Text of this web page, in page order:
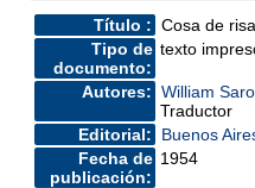
Título : Cosa de risa
Tipo de
documento:
texto
Autores: William
Traductor
Editorial:
Buenos
Fecha de
publicación:
1954